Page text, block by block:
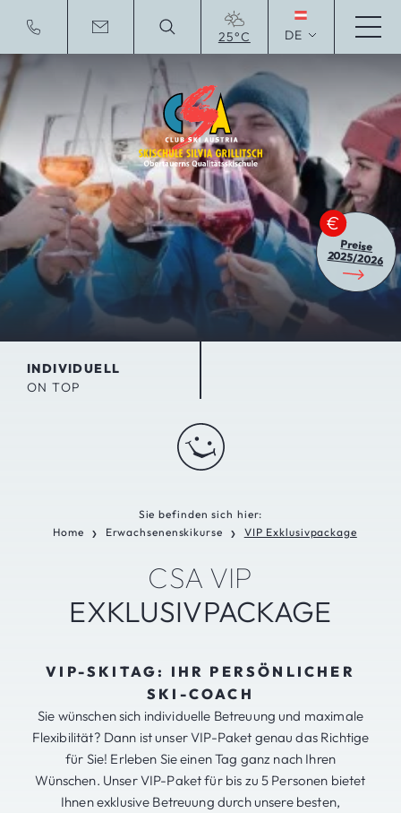
25°C DE
To english website
Preise
2025/2026
INDIVIDUELL
ON TOP
Sie befinden sich hier:
Home
❯ Erwachsenenskikurse ❯ VIP Exklusivpackage
CSA VIP
EXKLUSIVPACKAGE
VIP-SKITAG: IHR PERSÖNLICHER
SKI-COACH
Sie wünschen sich individuelle Betreuung und maximale
Flexibilität? Dann ist unser VIP-Paket genau das Richtige
für Sie! Erleben Sie einen Tag ganz nach Ihren
Wünschen. Unser VIP-Paket für bis zu 5 Personen bietet
Ihnen exklusive Betreuung durch unsere besten,